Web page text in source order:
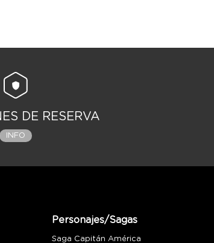
DE RESERVA
INFO
Personajes/Sagas
Saga Capitán América